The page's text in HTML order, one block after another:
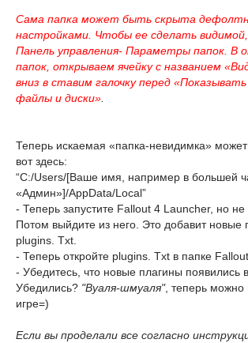
Сама папка может быть скрыта
настройками. Чтобы ее сделать видимой,
Панель управления- Параметры папок. В
папок, открываем ячейку с названием
вниз в ставим галочку перед
файлы и диски»
Теперь искаемая «папка-невидимка»
вот здесь:
“C:/Users/[Ваше имя, например в большей
«Админ»]/AppData/Local”
- Теперь запустите Fallout 4 Launcher, но не
Потом выйдите из него. Это добавит
plugins. Txt.
- Теперь откройте plugins. Txt в папке
- Убедитесь, что новые плагины появились в
Убедились? "Вуаля-шмуаля", теперь можно
игре=)
Если вы проделали все согласно